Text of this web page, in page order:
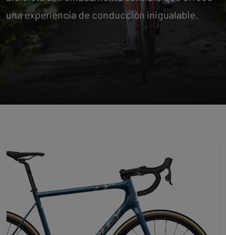
una experiencia de conducción inigualable.